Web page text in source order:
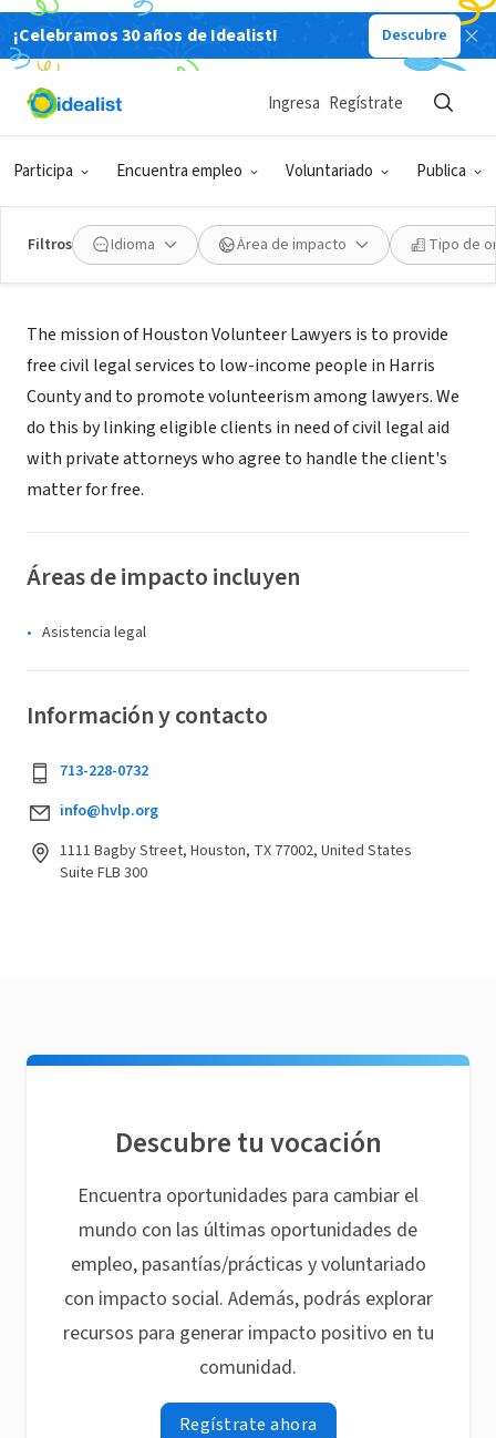
¡Celebramos 30 años de Idealist! Descubre
Participa Encuentra empleo Voluntariado Publica
Ingresa Regístrate
Filtros Idioma Área de impacto Tipo de
ORGANIZACIÓN SIN FIN DE LUCRO
Houston Volunteer Lawyers
Acerca de
The mission of Houston Volunteer Lawyers is to provide
free civil legal services to low-income people in Harris
County and to promote volunteerism among lawyers. We
do this by linking eligible clients in need of civil legal aid
with private attorneys who agree to handle the client's
matter for free.
Áreas de impacto incluyen
Asistencia legal
Información y contacto
713-228-0732
info@hvlp.org
1111 Bagby Street, Houston, TX 77002, United States
Suite FLB 300
Descubre tu vocación
Encuentra oportunidades para cambiar el
mundo con las últimas oportunidades de
empleo, pasantías/prácticas y voluntariado
con impacto social. Además, podrás explorar
recursos para generar impacto positivo en tu
comunidad.
Regístrate ahora